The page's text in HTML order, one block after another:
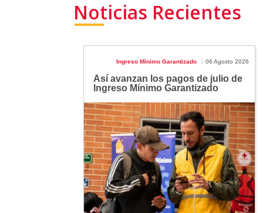
Noticias Recientes
Ingreso Mínimo Garantizado 06 Agosto 2026
Así avanzan los pagos de julio de
Ingreso Mínimo Garantizado